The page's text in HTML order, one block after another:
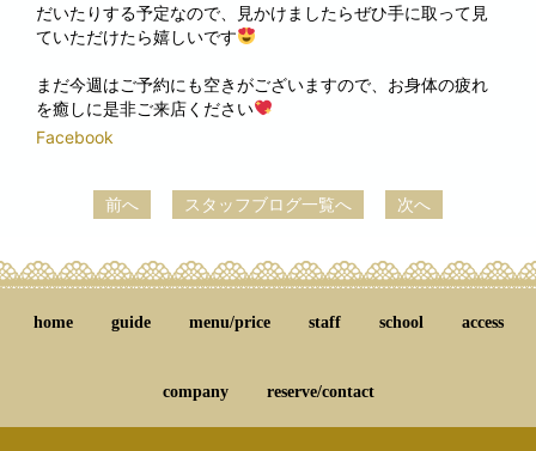
だいたりする予定なので、見かけましたらぜひ手に取って見
ていただけたら嬉しいです
まだ今週はご予約にも空きがございますので、お身体の疲れ
を癒しに是非ご来店ください
Facebook
前へ スタッフブログ一覧へ 次へ
home guide menu/price staff school access
company reserve/contact